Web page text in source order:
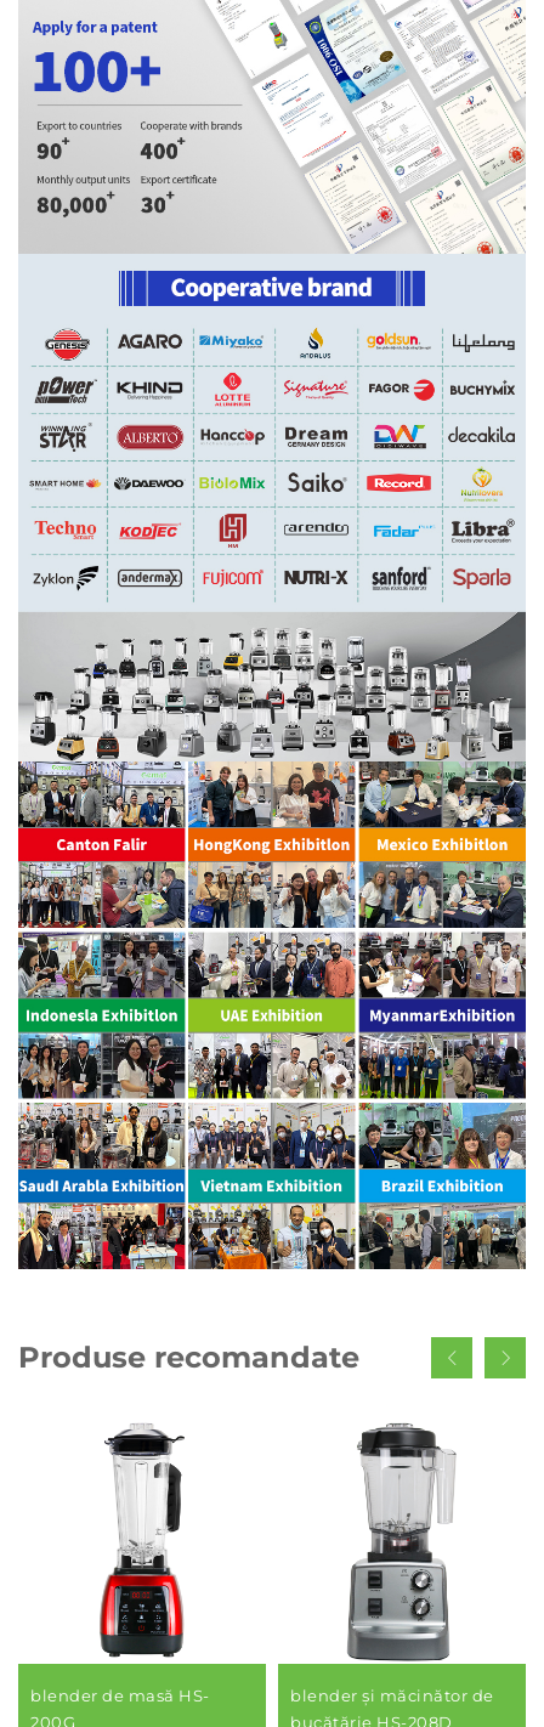
Produse recomandate
blender de masă HS-
200G
blender și măcinător de
bucătărie HS-208D